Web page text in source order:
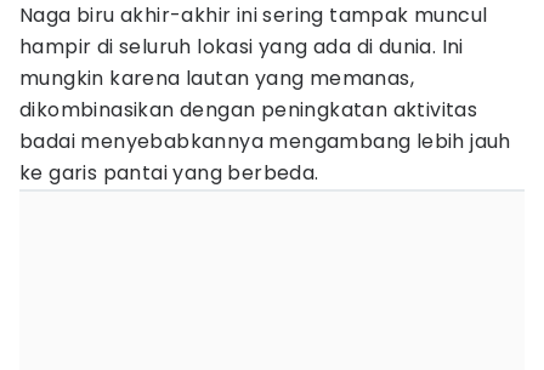
Naga biru akhir-akhir ini sering tampak muncul
hampir di seluruh lokasi yang ada di dunia. Ini
mungkin karena lautan yang memanas,
dikombinasikan dengan peningkatan aktivitas
badai menyebabkannya mengambang lebih jauh
ke garis pantai yang berbeda.